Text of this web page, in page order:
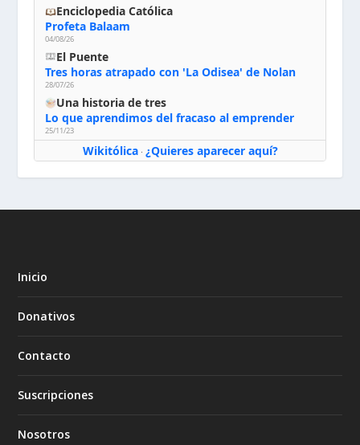
Enciclopedia Católica
Profeta Balaam
04/08/26
El Puente
Tres horas atrapado con 'La Odisea' de Nolan
28/07/26
Una historia de tres
Lo que aprendimos del fracaso al emprender
25/11/23
Wikitólica· ¿Quieres aparecer aquí?
Inicio
Donativos
Contacto
Suscripciones
Nosotros